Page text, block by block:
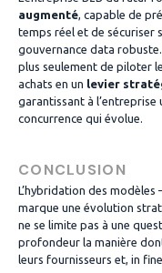
augmenté, capable de
temps réel et de sécuriser
gouvernance data
plus seulement de piloter
achats en un levier
garantissant à l’entreprise
concurrence qui évolue.
CONCLUSION
L’hybridation des modèles
marque une évolution
ne se limite pas à une
profondeur la manière
leurs fournisseurs et, in